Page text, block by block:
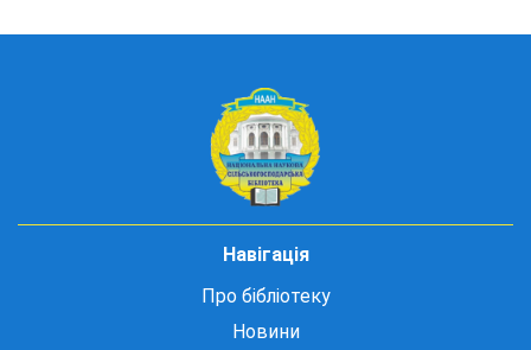
Навігація
Про бібліотеку
Новини